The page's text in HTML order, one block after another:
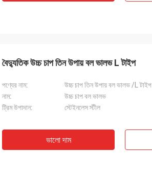
বৈদ্যুতিক উচ্চ চাপ তিন উপায় বল ভালভ L টাইপ
পণ্যের নাম:
উচ্চ চাপ তিন উপায় বল ভালভ /L টাইপ
নাম:
উচ্চ চাপ বল ভালভ
ট্রিম উপাদান:
স্টেইনলেস স্টীল
ভালো দাম